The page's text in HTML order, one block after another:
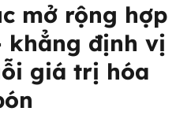
mở rộng hợp
khẳng định vị
giá trị hóa